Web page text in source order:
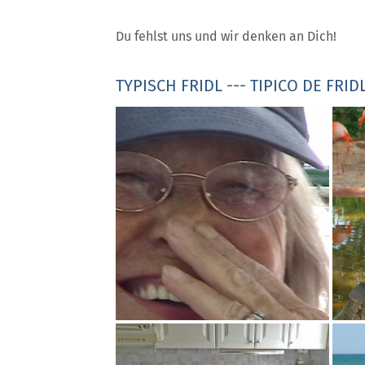
Du fehlst uns und wir denken an Dich!
TYPISCH FRIDL --- TIPICO DE